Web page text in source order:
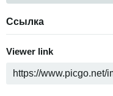
Ссылка
Viewer link